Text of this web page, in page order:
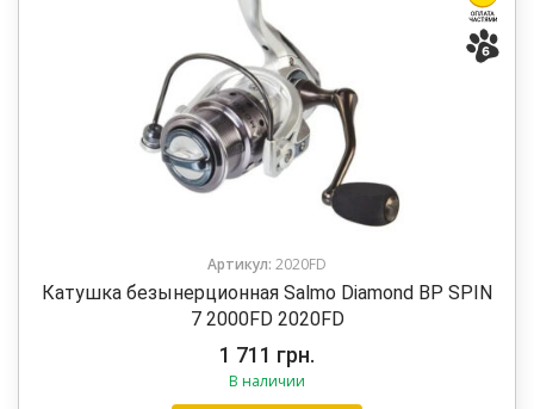
Артикул: 2020FD
Катушка безынерционная Salmo Diamond BP SPIN
7 2000FD 2020FD
1 711 грн.
В наличии